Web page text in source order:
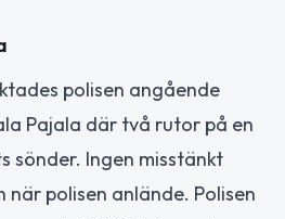
polisen angående
Pajala där två rutor på en
sönder. Ingen misstänkt
när polisen anlände. Polisen